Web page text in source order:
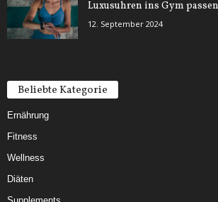
Luxusuhren ins Gym passen
12. September 2024
Beliebte Kategorie
Ernährung
Fitness
Wellness
Diäten